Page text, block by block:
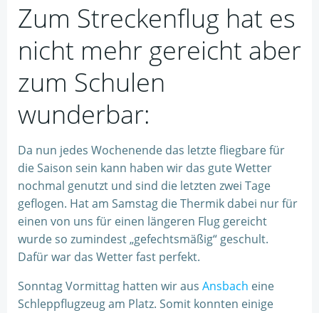
Zum Streckenflug hat es
nicht mehr gereicht aber
zum Schulen
wunderbar:
Da nun jedes Wochenende das letzte fliegbare für
die Saison sein kann haben wir das gute Wetter
nochmal genutzt und sind die letzten zwei Tage
geflogen. Hat am Samstag die Thermik dabei nur für
einen von uns für einen längeren Flug gereicht
wurde so zumindest „gefechtsmäßig“ geschult.
Dafür war das Wetter fast perfekt.
Sonntag Vormittag hatten wir aus Ansbach eine
Schleppflugzeug am Platz. Somit konnten einige